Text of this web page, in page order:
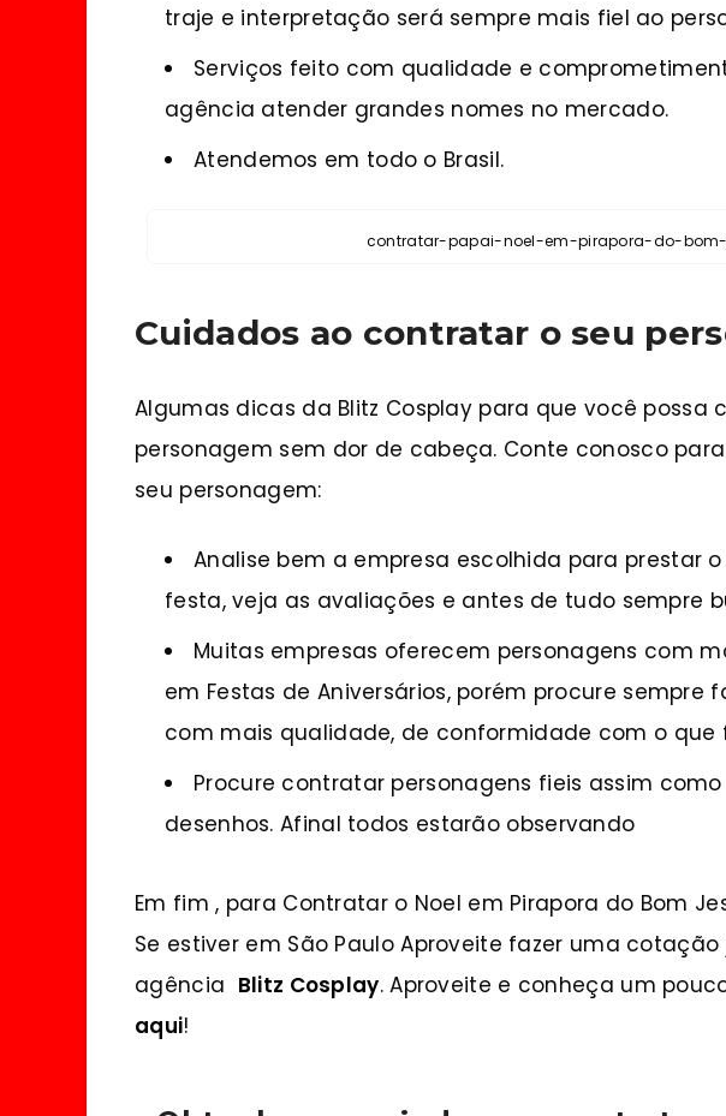
traje e interpretação será sempre mais fiel ao
Serviços feito com qualidade e
agência atender grandes nomes no mercado.
Atendemos em todo o Brasil.
contratar-papai-noel-em-pirapora-do-
Cuidados ao contratar o seu
Algumas dicas da Blitz Cosplay para que você possa
personagem sem dor de cabeça. Conte conosco
seu personagem:
Analise bem a empresa escolhida para prestar
festa, veja as avaliações e antes de tudo sempre
Muitas empresas oferecem personagens com
em Festas de Aniversários, porém procure sempre
com mais qualidade, de conformidade com o que
Procure contratar personagens fieis assim
desenhos. Afinal todos estarão observando
Em fim , para Contratar o Noel em Pirapora do Bom
Se estiver em São Paulo Aproveite fazer uma
agência Blitz Cosplay. Aproveite e conheça um
aqui!